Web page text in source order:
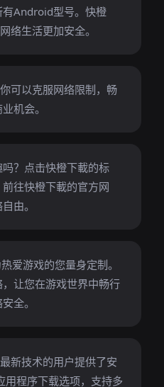
Android型号。快橙
络生活更加安全。
可以克服网络限制，畅
机会。
？点击快橙下載的标
往快橙下載的官方网
由。
爱游戏的您量身定制。
让您在游戏世界中畅行
全。
新技术的用户提供了安
程序下载选项，支持多